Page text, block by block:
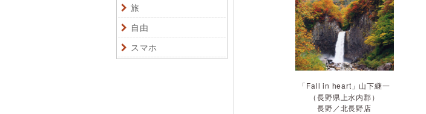
旅
自由
スマホ
「Fall in heart」 山下継一
（長野県上水内郡）
長野／北長野店